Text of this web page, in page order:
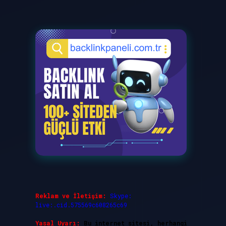
Reklam ve İletişim:
Skype:
live:.cid.575569c608265c69
Yasal Uyarı:
Bu internet sitesi, herhangi